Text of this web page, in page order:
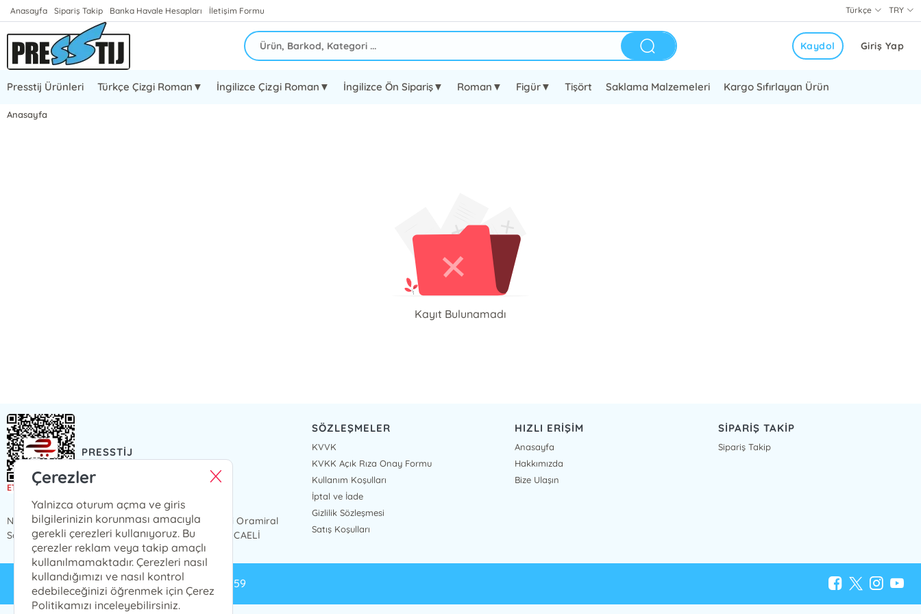
Anasayfa Sipariş Takip Banka Havale Hesapları İletişim Formu TRY
Türkçe
Giriş Yap
Kaydol
Presstij Ürünleri Türkçe Çizgi Roman▼ İngilizce Çizgi Roman▼ İngilizce Ön Sipariş▼ Roman▼ Figür▼ Tişört Saklama Malzemeleri Kargo Sıfırlayan Ürün
Anasayfa
Kayıt Bulunamadı
PRESSTİJ
NCİTY AVM 1 KAT, iç kapı no 49 Karabaş Mahallesi Oramiral
Salim Dervişoğlu Caddesi, No 82, 41300 İzmit / KOCAELİ
SÖZLEŞMELER
KVVK
KVKK Açık Rıza Onay Formu
Kullanım Koşulları
İptal ve İade
Gizlilik Sözleşmesi
Satış Koşulları
HIZLI ERİŞİM
Anasayfa
Hakkımızda
Bize Ulaşın
SİPARİŞ TAKİP
Sipariş Takip
info@presstij.com.tr 0262 606 06 59
PRESSTİJ © 2024 Tüm Hakları Saklıdır.
Çerezler
Yalnizca oturum açma ve giris
bilgilerinizin korunması amacıyla
gerekli çerezleri kullanıyoruz. Bu
çerezler reklam veya takip amaçlı
kullanılmamaktadır. Çerezleri nasıl
kullandığımızı ve nasıl kontrol
edebileceğinizi öğrenmek için Çerez
Politikamızı inceleyebilirsiniz.